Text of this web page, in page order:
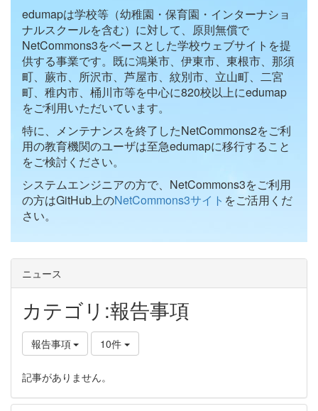
edumapは学校等（幼稚園・保育園・インターナショ
ナルスクールを含む）に対して、原則無償で
NetCommons3をベースとした学校ウェブサイトを提
供する事業です。既に鴻巣市、伊東市、東根市、那須
町、蕨市、所沢市、芦屋市、紋別市、立山町、二宮
町、稚内市、桶川市等を中心に820校以上にedumap
をご利用いただいています。
特に、メンテナンスを終了したNetCommons2をご利
用の教育機関のユーザは至急edumapに移行すること
をご検討ください。
システムエンジニアの方で、NetCommons3をご利用
の方はGitHub上のNetCommons3サイト をご活用くだ
さい。
ニュース
カテゴリ:報告事項
報告事項 10件
記事がありません。